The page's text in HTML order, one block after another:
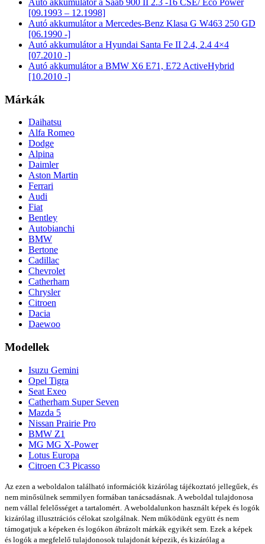
Autó akkumulátor a Saab 900 II 2.3 -16 CSE/ Eco Power
[09.1993 – 12.1998]
Autó akkumulátor a Mercedes-Benz Klasa G W463 250 GD
[06.1990 -]
Autó akkumulátor a Hyundai Santa Fe II 2.4, 2.4 4×4
[07.2010 -]
Autó akkumulátor a BMW X6 E71, E72 ActiveHybrid
[10.2010 -]
Márkák
Daihatsu
Alfa Romeo
Dodge
Alpina
Daimler
Aston Martin
Ferrari
Audi
Fiat
Bentley
Autobianchi
BMW
Bertone
Cadillac
Chevrolet
Catherham
Chrysler
Citroen
Dacia
Daewoo
Modellek
Isuzu Gemini
Opel Tigra
Seat Exeo
Catherham Super Seven
Mazda 5
Nissan Prairie Pro
BMW Z1
MG MG X-Power
Lotus Europa
Citroen C3 Picasso
Az ezen a weboldalon található információk kizárólag tájékoztató jellegűek, és
nem minősülnek semmilyen formában tanácsadásnak. A weboldal tulajdonosa
nem vállal felelősséget a tartalomért. A weboldalunkon használt képek és logók
kizárólag illusztrációs célokat szolgálnak. Nem működünk együtt és nem
támogatjuk a képeken és logókon ábrázolt márkák egyikét sem. Ezek a képek
és logók a megfelelő tulajdonosok tulajdonát képezik, és kizárólag a